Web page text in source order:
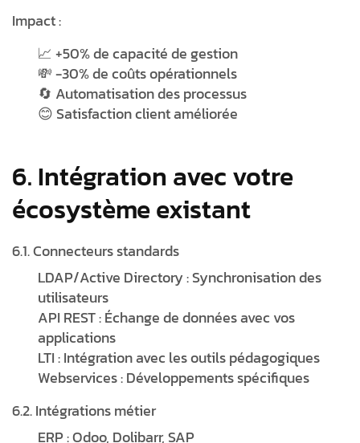
Impact :
📈 +50% de capacité de gestion
💸 -30% de coûts opérationnels
🔄 Automatisation des processus
😊 Satisfaction client améliorée
6. Intégration avec votre
écosystème existant
6.1. Connecteurs standards
LDAP/Active Directory : Synchronisation des
utilisateurs
API REST : Échange de données avec vos
applications
LTI : Intégration avec les outils pédagogiques
Webservices : Développements spécifiques
6.2. Intégrations métier
ERP : Odoo, Dolibarr, SAP